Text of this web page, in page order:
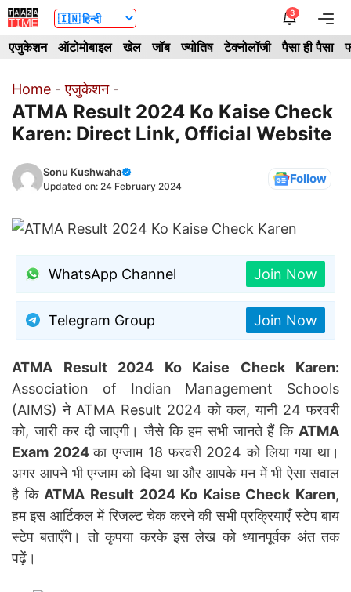
Skip
to
content
3
एजुकेशन ऑटोमोबाइल खेल जॉब ज्योतिष टेक्नोलॉजी पैसा ही पैसा
Home -एजुकेशन-
ATMA Result 2024 Ko Kaise Check
Karen: Direct Link, Official Website
Sonu Kushwaha
Updated on: 24 February 2024 Follow
WhatsApp Channel Join Now
Telegram Group Join Now
ATMA Result 2024 Ko Kaise Check Karen:
Association of Indian Management Schools
(AIMS) ने ATMA Result 2024 को कल, यानी 24 फरवरी
को, जारी कर दी जाएगी। जैसे कि हम सभी जानते हैं कि ATMA
Exam 2024का एग्जाम 18 फरवरी 2024 को लिया गया था।
अगर आपने भी एग्जाम को दिया था और आपके मन में भी ऐसा सवाल
है कि ATMA Result 2024 Ko Kaise Check Karen,
हम इस आर्टिकल में रिजल्ट चेक करने की सभी प्रक्रियाएँ स्टेप बाय
स्टेप बताएँगे। तो कृपया करके इस लेख को ध्यानपूर्वक अंत तक
पढ़ें।